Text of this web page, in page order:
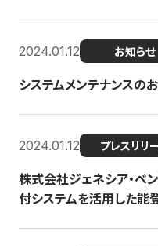
2024.01.12 お知らせ
システムメンテナンスの
2024.01.12 プレスリリ
株式会社ジェネシア・ベ
付システムを活用した